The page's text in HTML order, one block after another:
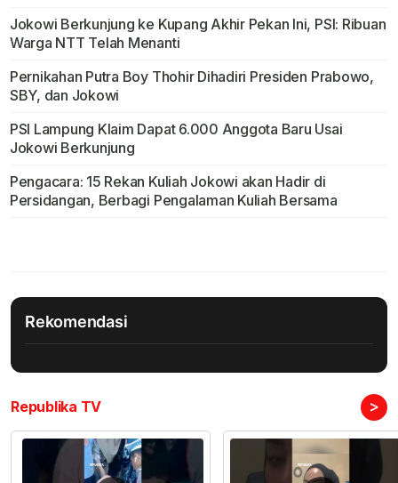
Jokowi Berkunjung ke Kupang Akhir Pekan Ini, PSI: Ribuan
Warga NTT Telah Menanti
Pernikahan Putra Boy Thohir Dihadiri Presiden Prabowo,
SBY, dan Jokowi
PSI Lampung Klaim Dapat 6.000 Anggota Baru Usai
Jokowi Berkunjung
Pengacara: 15 Rekan Kuliah Jokowi akan Hadir di
Persidangan, Berbagi Pengalaman Kuliah Bersama
Rekomendasi
Republika TV >